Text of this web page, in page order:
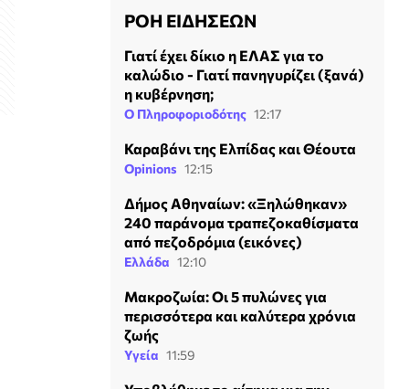
ΡΟΗ ΕΙΔΗΣΕΩΝ
Γιατί έχει δίκιο η ΕΛΑΣ για το
καλώδιο - Γιατί πανηγυρίζει (ξανά)
η κυβέρνηση;
Ο Πληροφοριοδότης 12:17
Καραβάνι της Ελπίδας και Θέουτα
Opinions 12:15
Δήμος Αθηναίων: «Ξηλώθηκαν»
240 παράνομα τραπεζοκαθίσματα
από πεζοδρόμια (εικόνες)
Ελλάδα 12:10
Mακροζωία: Οι 5 πυλώνες για
περισσότερα και καλύτερα χρόνια
ζωής
Υγεία 11:59